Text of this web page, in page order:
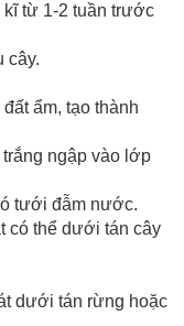
kĩ từ 1-2 tuần trước
cây.
ẩm, tạo thành
ngập vào lớp
tưới đẫm nước.
có thể dưới tán cây
dưới tán rừng hoặc